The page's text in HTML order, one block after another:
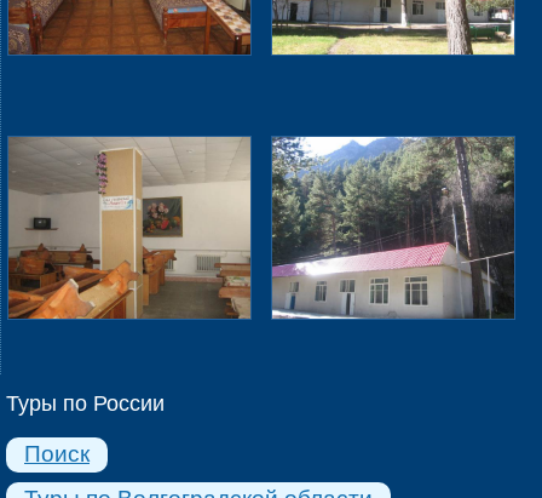
Туры по России
Поиск